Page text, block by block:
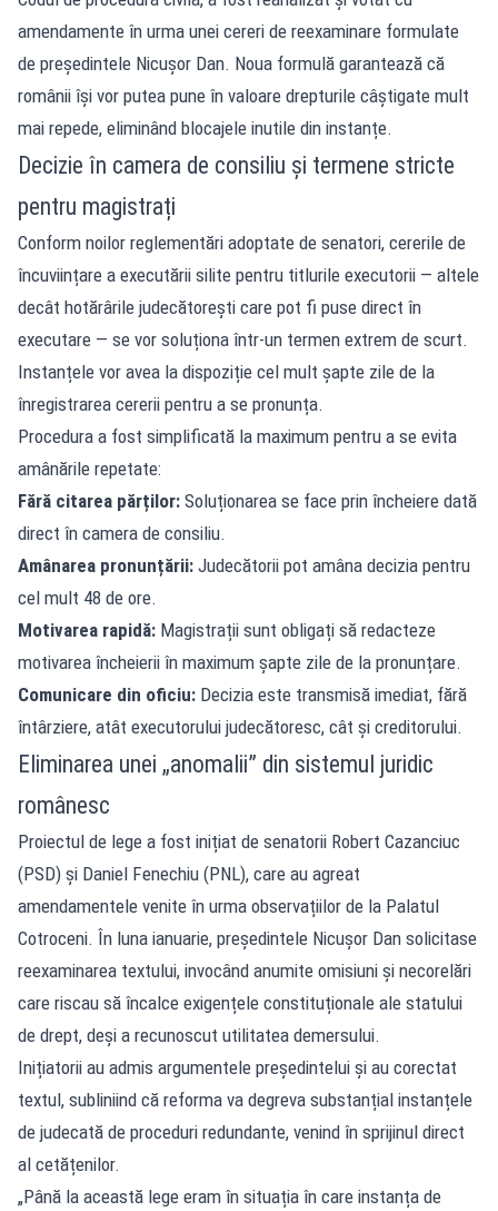
amendamente în urma unei cereri de reexaminare formulate
de președintele Nicușor Dan. Noua formulă garantează că
românii își vor putea pune în valoare drepturile câștigate mult
mai repede, eliminând blocajele inutile din instanțe.
Decizie în camera de consiliu și termene stricte
pentru magistrați
Conform noilor reglementări adoptate de senatori, cererile de
încuviințare a executării silite pentru titlurile executorii — altele
decât hotărârile judecătorești care pot fi puse direct în
executare — se vor soluționa într-un termen extrem de scurt.
Instanțele vor avea la dispoziție cel mult șapte zile de la
înregistrarea cererii pentru a se pronunța.
Procedura a fost simplificată la maximum pentru a se evita
amânările repetate:
Fără citarea părților: Soluționarea se face prin încheiere dată
direct în camera de consiliu.
Amânarea pronunțării: Judecătorii pot amâna decizia pentru
cel mult 48 de ore.
Motivarea rapidă: Magistrații sunt obligați să redacteze
motivarea încheierii în maximum șapte zile de la pronunțare.
Comunicare din oficiu: Decizia este transmisă imediat, fără
întârziere, atât executorului judecătoresc, cât și creditorului.
Eliminarea unei „anomalii” din sistemul juridic
românesc
Proiectul de lege a fost inițiat de senatorii Robert Cazanciuc
(PSD) și Daniel Fenechiu (PNL), care au agreat
amendamentele venite în urma observațiilor de la Palatul
Cotroceni. În luna ianuarie, președintele Nicușor Dan solicitase
reexaminarea textului, invocând anumite omisiuni și necorelări
care riscau să încalce exigențele constituționale ale statului
de drept, deși a recunoscut utilitatea demersului.
Inițiatorii au admis argumentele președintelui și au corectat
textul, subliniind că reforma va degreva substanțial instanțele
de judecată de proceduri redundante, venind în sprijinul direct
al cetățenilor.
„Până la această lege eram în situația în care instanța de